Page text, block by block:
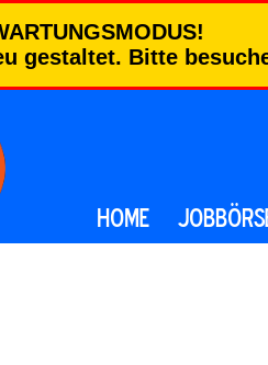
gestaltet. Bitte
HOME